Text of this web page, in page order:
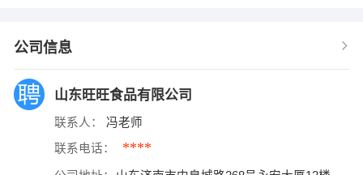
公司信息
山东旺旺食品有限公司
联系人： 冯老师
联系电话： ****